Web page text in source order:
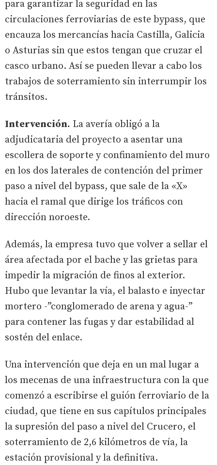
para garantizar la seguridad en las
circulaciones ferroviarias de este bypass, que
encauza los mercancías hacia Castilla, Galicia
o Asturias sin que estos tengan que cruzar el
casco urbano. Así se pueden llevar a cabo los
trabajos de soterramiento sin interrumpir los
tránsitos.
Intervención. La avería obligó a la
adjudicataria del proyecto a asentar una
escollera de soporte y confinamiento del muro
en los dos laterales de contención del primer
paso a nivel del bypass, que sale de la «X»
hacia el ramal que dirige los tráficos con
dirección noroeste.
Además, la empresa tuvo que volver a sellar el
área afectada por el bache y las grietas para
impedir la migración de finos al exterior.
Hubo que levantar la vía, el balasto e inyectar
mortero -”conglomerado de arena y agua-”
para contener las fugas y dar estabilidad al
sostén del enlace.
Una intervención que deja en un mal lugar a
los mecenas de una infraestructura con la que
comenzó a escribirse el guión ferroviario de la
ciudad, que tiene en sus capítulos principales
la supresión del paso a nivel del Crucero, el
soterramiento de 2,6 kilómetros de vía, la
estación provisional y la definitiva.